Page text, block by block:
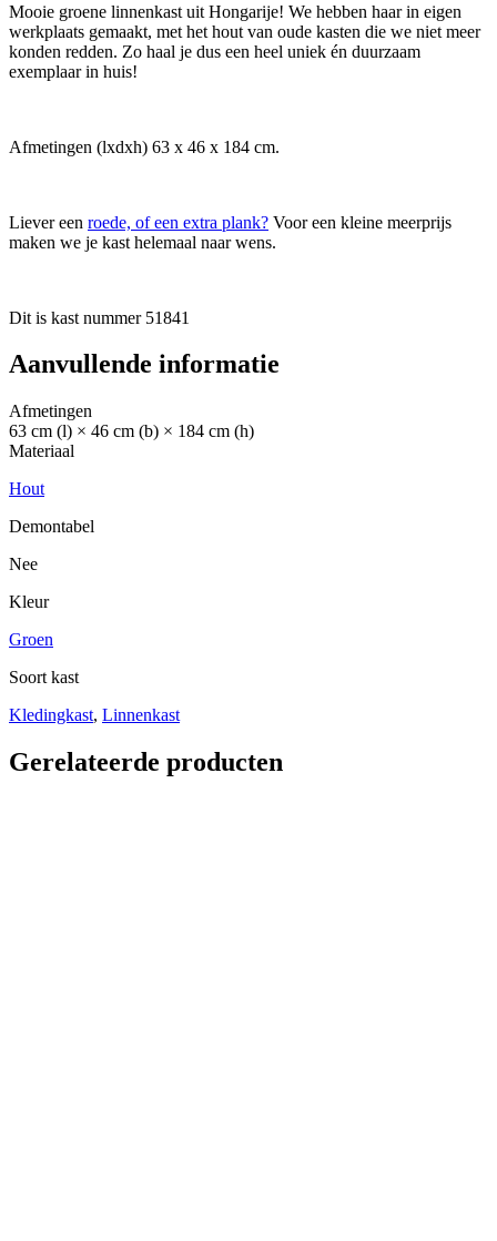
Mooie groene linnenkast uit Hongarije! We hebben haar in eigen
werkplaats gemaakt, met het hout van oude kasten die we niet meer
konden redden. Zo haal je dus een heel uniek én duurzaam
exemplaar in huis!
Afmetingen (lxdxh) 63 x 46 x 184 cm.
Liever een roede, of een extra plank? Voor een kleine meerprijs
maken we je kast helemaal naar wens.
Dit is kast nummer 51841
Aanvullende informatie
Afmetingen
63 cm (l) × 46 cm (b) × 184 cm (h)
Materiaal
Hout
Demontabel
Nee
Kleur
Groen
Soort kast
Kledingkast, Linnenkast
Gerelateerde producten